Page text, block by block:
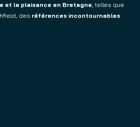
et la plaisance en Bretagne , telles que
des références incontournables